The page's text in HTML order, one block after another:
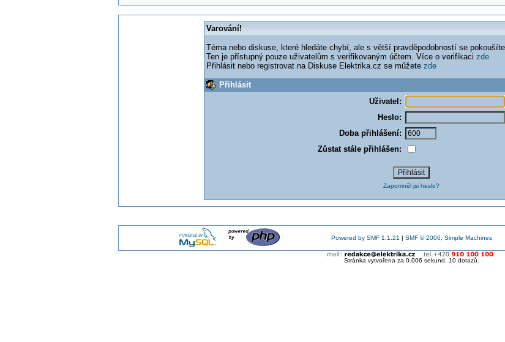
Varování!
Téma nebo diskuse, které hledáte chybí, ale s větší pravděpodobností se
Ten je přístupný pouze uživatelům s verifikovaným účtem. Více o verifikaci zde
Přihlásit nebo registrovat na Diskuse Elektrika.cz se můžete zde
Přihlásit
Uživatel:
Heslo:
Doba přihlášení:
Zůstat stále přihlášen:
Zapomněl jsi heslo?
Powered by SMF 1.1.21 | SMF © 2006, Simple Machines
Stránka vytvořena za 0.006 sekund, 10 dotazů.